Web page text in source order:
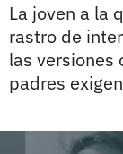
La joven a la
rastro de
las versiones
padres